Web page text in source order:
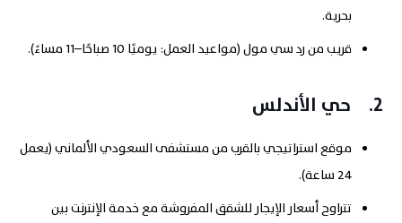
بحرية.
قريب من رد سي مول (مواعيد العمل: يوميًا 10 صباحًا–11 مساءً).
2. حي الأندلس
موقع استراتيجي بالقرب من مستشفى السعودي الألماني (يعمل
24 ساعة).
تتراوح أسعار الإيجار للشقق المفروشة مع خدمة الإنترنت بين